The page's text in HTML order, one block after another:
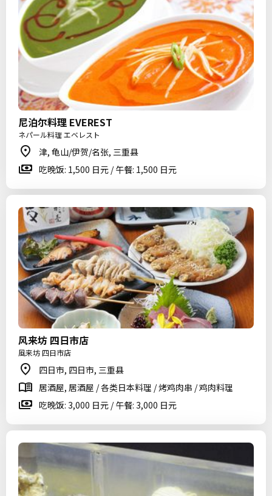
尼泊尔料理 EVEREST
ネパール料理 エベレスト
津, 龟山/伊贺/名张, 三重县
吃晚饭: 1,500 日元 / 午餐: 1,500 日元
风来坊 四日市店
風来坊 四日市店
四日市, 四日市, 三重县
居酒屋, 居酒屋 / 各类日本料理 / 烤鸡肉串 / 鸡肉料理
吃晚饭: 3,000 日元 / 午餐: 3,000 日元